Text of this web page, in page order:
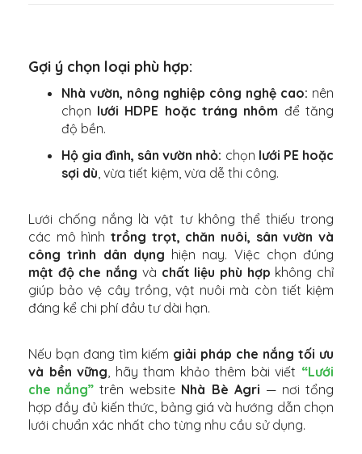
Gợi ý chọn loại phù hợp:
Nhà vườn, nông nghiệp công nghệ cao: nên
chọn lưới HDPE hoặc tráng nhôm để tăng
độ bền.
Hộ gia đình, sân vườn nhỏ: chọn lưới PE hoặc
sợi dù , vừa tiết kiệm, vừa dễ thi công.
Lưới chống nắng là vật tư không thể thiếu trong
các mô hình trồng trọt, chăn nuôi, sân vườn và
công trình dân dụng hiện nay. Việc chọn đúng
mật độ che nắng và chất liệu phù hợp không chỉ
giúp bảo vệ cây trồng, vật nuôi mà còn tiết kiệm
đáng kể chi phí đầu tư dài hạn.
Nếu bạn đang tìm kiếm giải pháp che nắng tối ưu
và bền vững , hãy tham khảo thêm bài viết “Lưới
che nắng” trên website Nhà Bè Agri — nơi tổng
hợp đầy đủ kiến thức, bảng giá và hướng dẫn chọn
lưới chuẩn xác nhất cho từng nhu cầu sử dụng.